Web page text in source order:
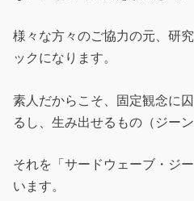
様々な方々のご協力の元、研
ックになります。
素人だからこそ、固定観念に
るし、生み出せるもの（ジーン
それを「サードウェーブ・ジ
います。